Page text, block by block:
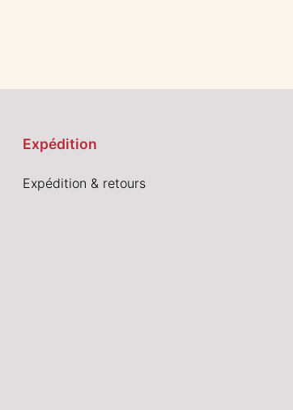
Expédition
Expédition & retours